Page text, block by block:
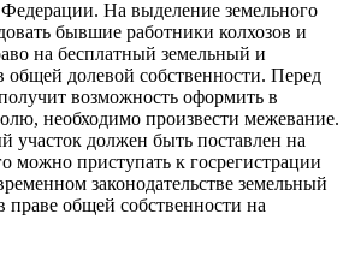
На выделение земельного
бывшие ра­ботники колхозов и
на бесплатный зе­мельный и
долевой собственности. Перед
возможность оформить в
необходимо произвести межевание.
участок должен быть поставлен на
можно приступать к госрегистрации
законодательстве земельный
праве общей собственности на